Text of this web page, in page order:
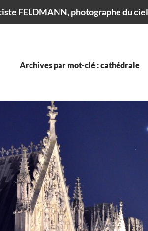
FELDMANN, photographe du ciel
Archives par mot-clé : cathédrale